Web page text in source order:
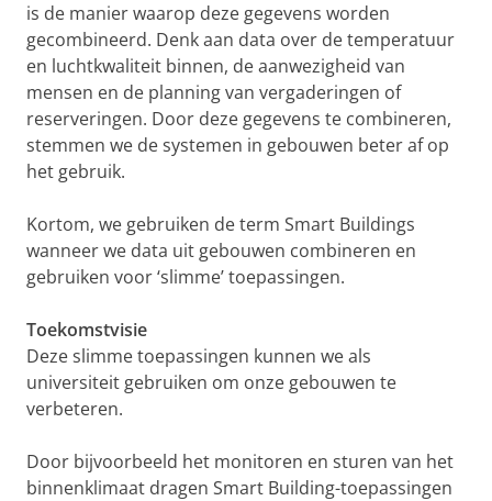
is de manier waarop deze gegevens worden
gecombineerd. Denk aan data over de temperatuur
en luchtkwaliteit binnen, de aanwezigheid van
mensen en de planning van vergaderingen of
reserveringen. Door deze gegevens te combineren,
stemmen we de systemen in gebouwen beter af op
het gebruik.
Kortom, we gebruiken de term Smart Buildings
wanneer we data uit gebouwen combineren en
gebruiken voor ‘slimme’ toepassingen.
Toekomstvisie
Deze slimme toepassingen kunnen we als
universiteit gebruiken om onze gebouwen te
verbeteren.
Door bijvoorbeeld het monitoren en sturen van het
binnenklimaat dragen Smart Building-toepassingen